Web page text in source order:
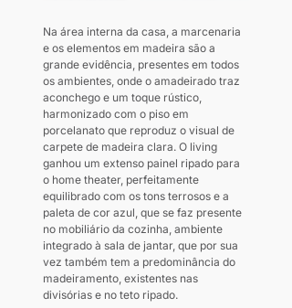
Na área interna da casa, a marcenaria
e os elementos em madeira são a
grande evidência, presentes em todos
os ambientes, onde o amadeirado traz
aconchego e um toque rústico,
harmonizado com o piso em
porcelanato que reproduz o visual de
carpete de madeira clara. O living
ganhou um extenso painel ripado para
o home theater, perfeitamente
equilibrado com os tons terrosos e a
paleta de cor azul, que se faz presente
no mobiliário da cozinha, ambiente
integrado à sala de jantar, que por sua
vez também tem a predominância do
madeiramento, existentes nas
divisórias e no teto ripado.